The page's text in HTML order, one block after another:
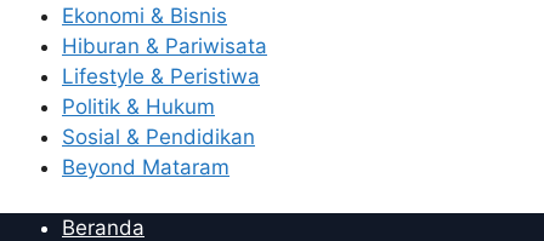
Ekonomi & Bisnis
Hiburan & Pariwisata
Lifestyle & Peristiwa
Politik & Hukum
Sosial & Pendidikan
Beyond Mataram
Beranda